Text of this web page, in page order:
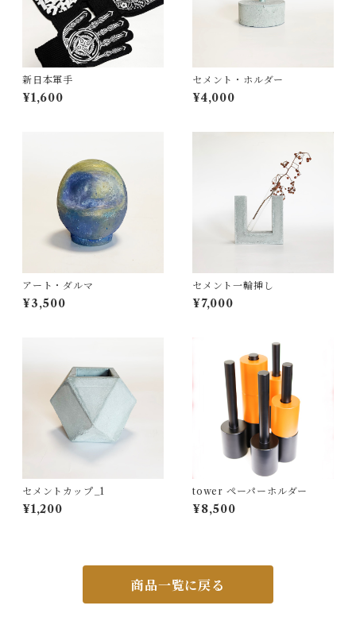
新日本軍手
¥1,600
セメント・ホルダー
¥4,000
アート・ダルマ
¥3,500
セメント一輪挿し
¥7,000
セメントカップ_1
¥1,200
tower ペーパーホルダー
¥8,500
商品一覧に戻る